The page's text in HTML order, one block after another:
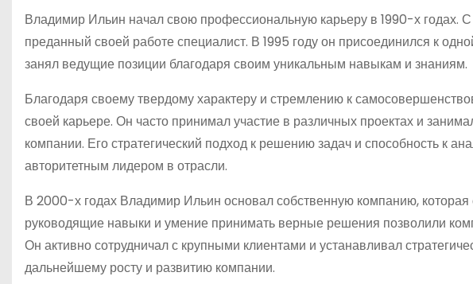
Владимир Ильин начал свою профессиональную карьеру в 1990-х годах.
преданный своей работе специалист. В 1995 году он присоединился к
занял ведущие позиции благодаря своим уникальным навыкам и знаниям.
Благодаря своему твердому характеру и стремлению к
своей карьере. Он часто принимал участие в различных проектах и
компании. Его стратегический подход к решению задач и способность к
авторитетным лидером в отрасли.
В 2000-х годах Владимир Ильин основал собственную компанию, которая
руководящие навыки и умение принимать верные решения позволили
Он активно сотрудничал с крупными клиентами и устанавливал
дальнейшему росту и развитию компании.